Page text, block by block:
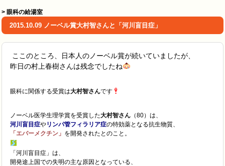
> 眼科の給湯室
2015.10.09 ノーベル賞大村智さんと「河川盲目症」
ここのところ、日本人のノーベル賞が続いていましたが、
昨日の村上春樹さんは残念でしたね
眼科に関係する受賞は大村智さんです
ノーベル医学生理学賞を受賞した大村智さん （80）は、
河川盲目症やリンパ管フィラリア症の特効薬となる抗生物質、
「エバーメクチン」 を開発されたとのこと。
「河川盲目症」は、
開発途上国での失明の主な原因となっている、